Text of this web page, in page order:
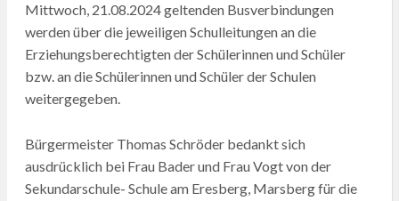
Mittwoch, 21.08.2024 geltenden Busverbindungen
werden über die jeweiligen Schulleitungen an die
Erziehungsberechtigten der Schülerinnen und Schüler
bzw. an die Schülerinnen und Schüler der Schulen
weitergegeben.
Bürgermeister Thomas Schröder bedankt sich
ausdrücklich bei Frau Bader und Frau Vogt von der
Sekundarschule- Schule am Eresberg, Marsberg für die